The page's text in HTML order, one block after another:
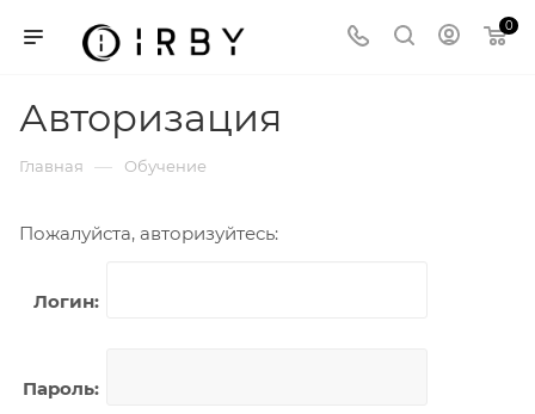
0
Авторизация
Главная — Обучение
Пожалуйста, авторизуйтесь:
Логин:
Пароль: